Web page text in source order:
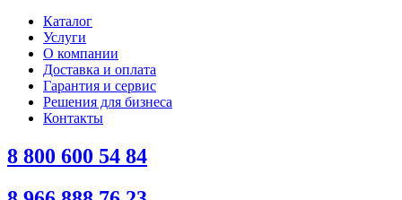
Каталог
Услуги
О компании
Доставка и оплата
Гарантия и сервис
Решения для бизнеса
Контакты
8 800 600 54 84